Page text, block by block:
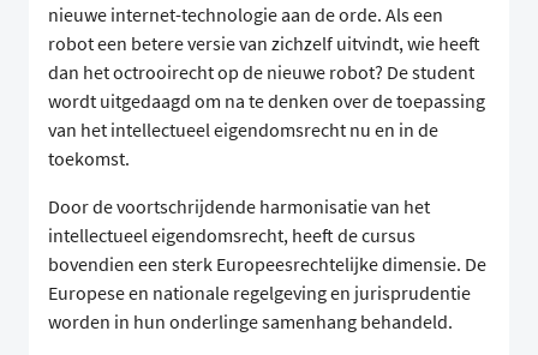
nieuwe internet-technologie aan de orde. Als een
robot een betere versie van zichzelf uitvindt, wie heeft
dan het octrooirecht op de nieuwe robot? De student
wordt uitgedaagd om na te denken over de toepassing
van het intellectueel eigendomsrecht nu en in de
toekomst.
Door de voortschrijdende harmonisatie van het
intellectueel eigendomsrecht, heeft de cursus
bovendien een sterk Europeesrechtelijke dimensie. De
Europese en nationale regelgeving en jurisprudentie
worden in hun onderlinge samenhang behandeld.